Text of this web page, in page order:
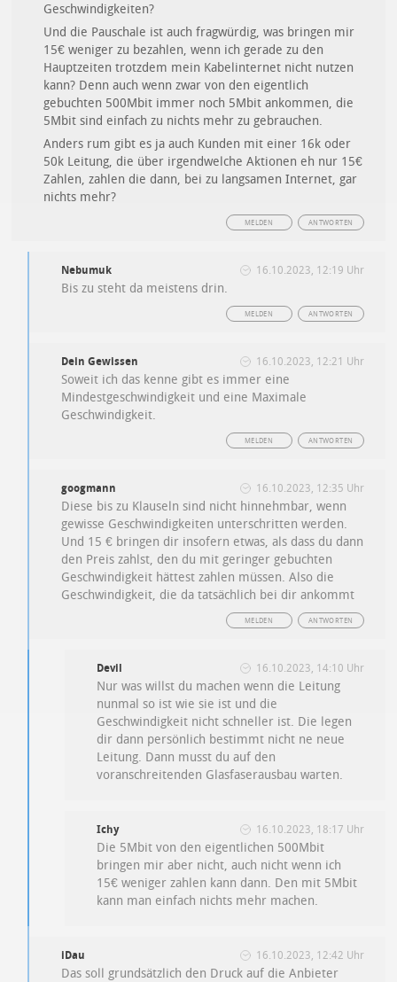
Geschwindigkeiten?
Und die Pauschale ist auch fragwürdig, was bringen mir
15€ weniger zu bezahlen, wenn ich gerade zu den
Hauptzeiten trotzdem mein Kabelinternet nicht nutzen
kann? Denn auch wenn zwar von den eigentlich
gebuchten 500Mbit immer noch 5Mbit ankommen, die
5Mbit sind einfach zu nichts mehr zu gebrauchen.
Anders rum gibt es ja auch Kunden mit einer 16k oder
50k Leitung, die über irgendwelche Aktionen eh nur 15€
Zahlen, zahlen die dann, bei zu langsamen Internet, gar
nichts mehr?
ANTWORTEN
MELDEN
Nebumuk 16.10.2023, 12:19 Uhr
Bis zu steht da meistens drin.
ANTWORTEN
MELDEN
Dein Gewissen 16.10.2023, 12:21 Uhr
Soweit ich das kenne gibt es immer eine
Mindestgeschwindigkeit und eine Maximale
Geschwindigkeit.
ANTWORTEN
MELDEN
googmann 16.10.2023, 12:35 Uhr
Diese bis zu Klauseln sind nicht hinnehmbar, wenn
gewisse Geschwindigkeiten unterschritten werden.
Und 15 € bringen dir insofern etwas, als dass du dann
den Preis zahlst, den du mit geringer gebuchten
Geschwindigkeit hättest zahlen müssen. Also die
Geschwindigkeit, die da tatsächlich bei dir ankommt
ANTWORTEN
MELDEN
Devil 16.10.2023, 14:10 Uhr
Nur was willst du machen wenn die Leitung
nunmal so ist wie sie ist und die
Geschwindigkeit nicht schneller ist. Die legen
dir dann persönlich bestimmt nicht ne neue
Leitung. Dann musst du auf den
voranschreitenden Glasfaserausbau warten.
Ichy 16.10.2023, 18:17 Uhr
Die 5Mbit von den eigentlichen 500Mbit
bringen mir aber nicht, auch nicht wenn ich
15€ weniger zahlen kann dann. Den mit 5Mbit
kann man einfach nichts mehr machen.
iDau 16.10.2023, 12:42 Uhr
Das soll grundsätzlich den Druck auf die Anbieter